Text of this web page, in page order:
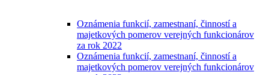
Oznámenia funkcií, zamestnaní, činností a
majetkových pomerov verejných funkcionárov
za rok 2022
Oznámenia funkcií, zamestnaní, činností a
majetkových pomerov verejných funkcionárov